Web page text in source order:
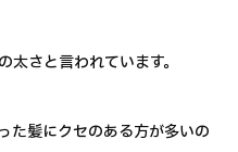
さと言われています。
た髪にクセのある方が多いの